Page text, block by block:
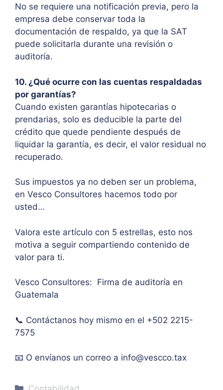
No se requiere una notificación previa, pero la
empresa debe conservar toda la
documentación de respaldo, ya que la SAT
puede solicitarla durante una revisión o
auditoría.
10. ¿Qué ocurre con las cuentas respaldadas
por garantías?
Cuando existen garantías hipotecarias o
prendarias, solo es deducible la parte del
crédito que quede pendiente después de
liquidar la garantía, es decir, el valor residual no
recuperado.
Sus impuestos ya no deben ser un problema,
en Vesco Consultores hacemos todo por
usted…
Valora este artículo con 5 estrellas, esto nos
motiva a seguir compartiendo contenido de
valor para ti.
Vesco Consultores: Firma de auditoría en
Guatemala
📞 Contáctanos hoy mismo en el +502 2215-
7575
📧 O envíanos un correo a info@vescco.tax
Categories